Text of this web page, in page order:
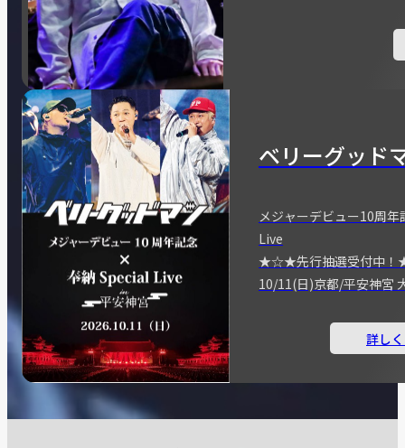
ベリーグッド
メジャーデビュー10周
Live
★☆★先行抽選受付中
10/11(日)京都/平安神宮
詳し